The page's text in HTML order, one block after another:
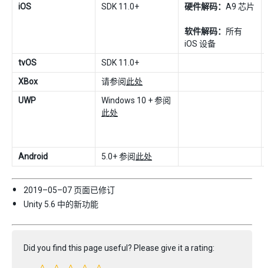
iOS SDK 11.0+ 硬件解码： A9 芯片
软件解码： 所有
iOS 设备
tvOS
SDK 11.0+
XBox
请参阅此处
UWP
Windows 10 + 参阅
此处
Android 5.0+ 参阅此处
2019–05–07 页面已修订
Unity 5.6 中的新功能
Did you find this page useful? Please give it a rating: